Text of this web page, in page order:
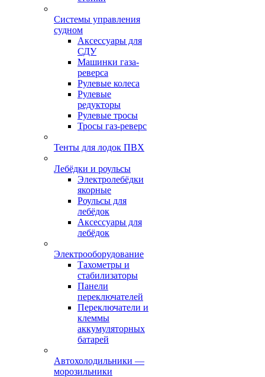
Системы управления
судном
Аксессуары для
СДУ
Машинки газа-
реверса
Рулевые колеса
Рулевые
редукторы
Рулевые тросы
Тросы газ-реверс
Тенты для лодок ПВХ
Лебёдки и роульсы
Электролебёдки
якорные
Роульсы для
лебёдок
Аксессуары для
лебёдок
Электрооборудование
Тахометры и
стабилизаторы
Панели
переключателей
Переключатели и
клеммы
аккумуляторных
батарей
Автохолодильники —
морозильники